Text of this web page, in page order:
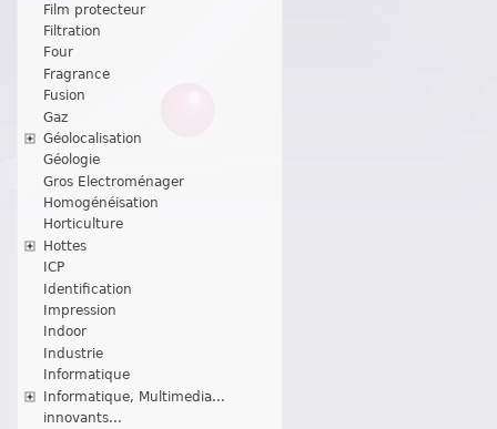
Film protecteur
Filtration
Four
Fragrance
Fusion
Gaz
Géolocalisation
Géologie
Gros Electroménager
Homogénéisation
Horticulture
Hottes
ICP
Identification
Impression
Indoor
Industrie
Informatique
Informatique, Multimedia...
innovants...